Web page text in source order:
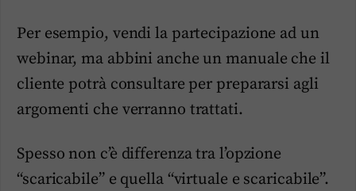
Per esempio, vendi la partecipazione ad un
webinar, ma abbini anche un manuale che il
cliente potrà consultare per prepararsi agli
argomenti che verranno trattati.
Spesso non c’è differenza tra l’opzione
“scaricabile” e quella “virtuale e scaricabile”.